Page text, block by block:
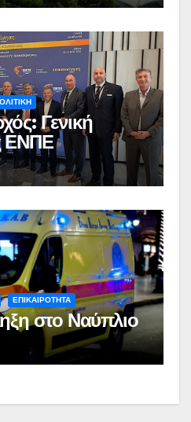
Γενική
ΕΝΠΕ
ΕΠΙΚΑΙΡΟΤΗΤΑ
στο Ναύπλιο